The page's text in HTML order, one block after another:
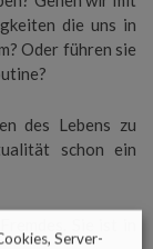
die uns in
Oder führen sie
des Lebens zu
schon ein
Server-